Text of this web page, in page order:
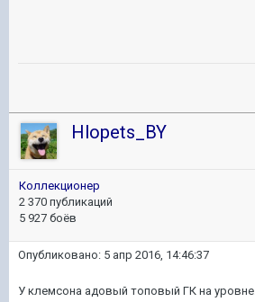
Hlopets_BY
Коллекционер
2 370 публикаций
5 927 боёв
Опубликовано: 5 апр 2016, 14:46:37
У клемсона адовый топовый ГК на уровне.